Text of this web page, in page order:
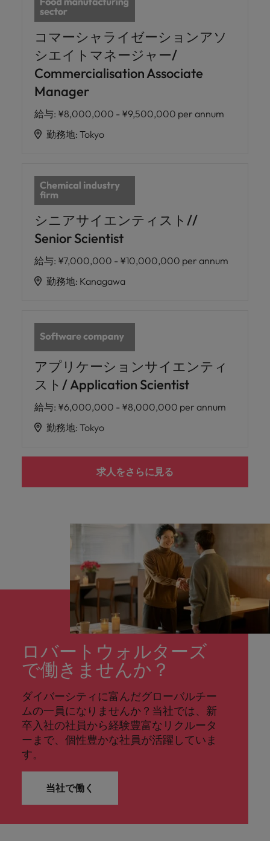
コマーシャライゼーションアソ
シエイトマネージャー/
Commercialisation Associate
Manager
給与: ¥8,000,000 - ¥9,500,000 per annum
勤務地: Tokyo
シニアサイエンティスト//
Senior Scientist
給与: ¥7,000,000 - ¥10,000,000 per annum
勤務地: Kanagawa
アプリケーションサイエンティ
スト/ Application Scientist
給与: ¥6,000,000 - ¥8,000,000 per annum
勤務地: Tokyo
求人をさらに見る
ロバートウォルターズ
で働きませんか？
ダイバーシティに富んだグローバルチー
ムの一員になりませんか？当社では、新
卒入社の社員から経験豊富なリクルータ
ーまで、個性豊かな社員が活躍していま
す。
当社で働く